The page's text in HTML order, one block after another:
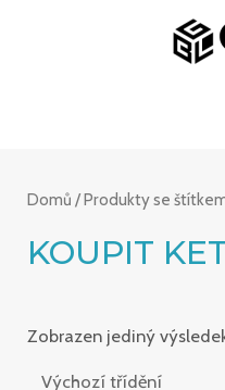
Domů / Produkty se
KOUPIT
Zobrazen jediný